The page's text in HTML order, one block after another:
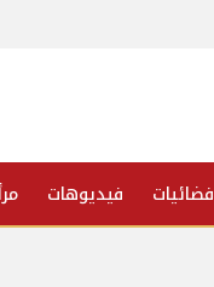
فضائيات فيديوهات